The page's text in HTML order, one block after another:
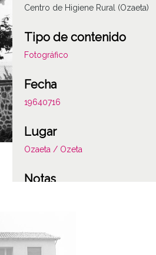
Centro de Higiene Rural (Ozaeta)
Tipo de contenido
Fotográfico
Fecha
19640716
Lugar
Ozaeta / Ozeta
Notas
Licencia de las imágenes